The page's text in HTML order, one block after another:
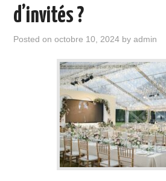
d’invités ?
Posted onoctobre 10, 2024 byadmin